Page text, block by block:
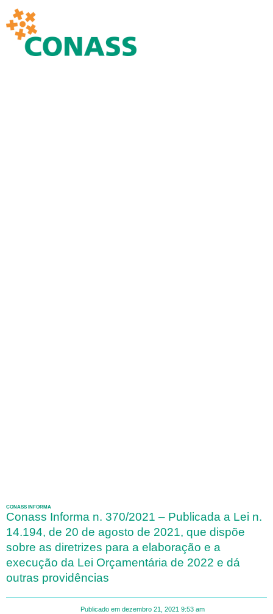
CONASS INFORMA
Conass Informa n. 370/2021 – Publicada a Lei n.
14.194, de 20 de agosto de 2021, que dispõe
sobre as diretrizes para a elaboração e a
execução da Lei Orçamentária de 2022 e dá
outras providências
Publicado em dezembro 21, 2021 9:53 am